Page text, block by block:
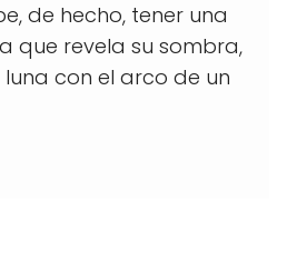
de hecho, tener una
que revela su sombra,
con el arco de un